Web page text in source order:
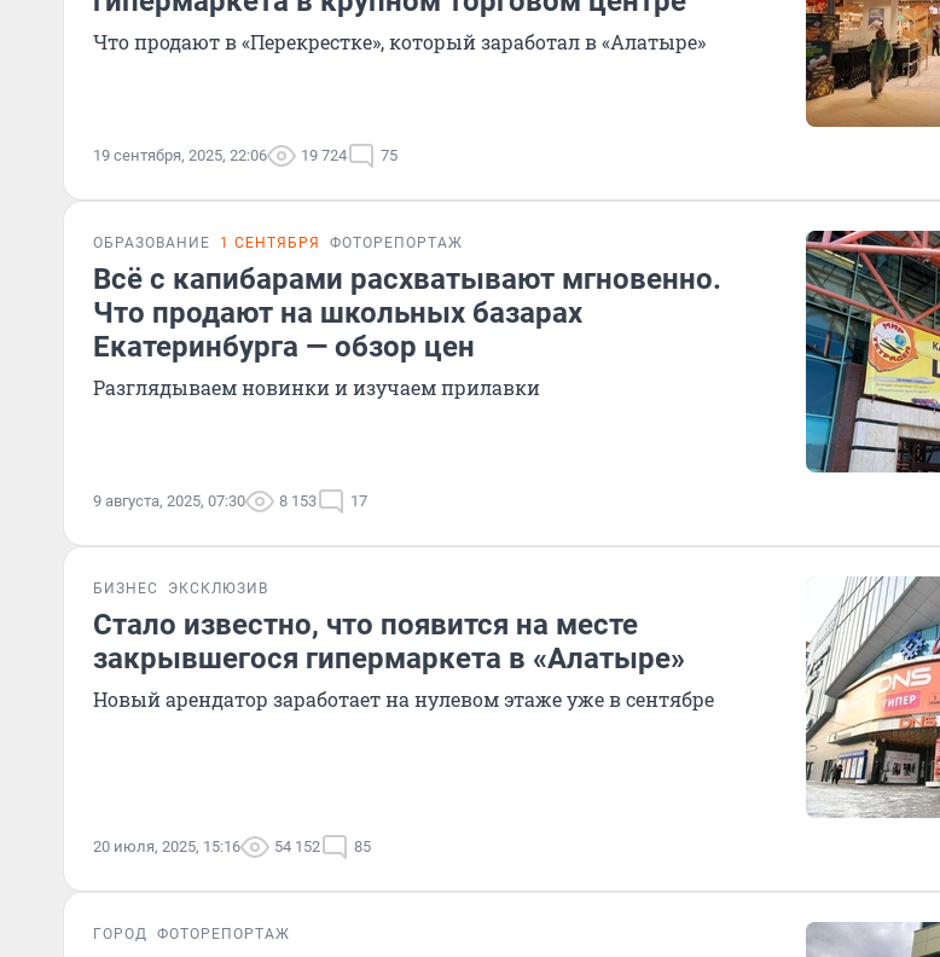
Что продают в «Перекрестке», который заработал в «Алатыре»
19 сентября, 2025, 22:06 19 724 75
ОБРАЗОВАНИЕ 1 СЕНТЯБРЯ ФОТОРЕПОРТАЖ
Всё с капибарами расхватывают мгновенно.
Что продают на школьных базарах
Екатеринбурга — обзор цен
Разглядываем новинки и изучаем прилавки
9 августа, 2025, 07:30 8 153 17
БИЗНЕС ЭКСКЛЮЗИВ
Стало известно, что появится на месте
закрывшегося гипермаркета в «Алатыре»
Новый арендатор заработает на нулевом этаже уже в сентябре
20 июля, 2025, 15:16 54 152 85
ГОРОД ФОТОРЕПОРТАЖ